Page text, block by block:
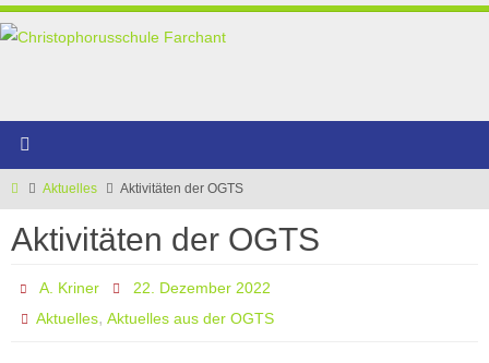
Inhalt
StartAktuelles Aktivitäten der OGTS
Aktivitäten der OGTS
A. Kriner
22. Dezember 2022
Aktuelles,Aktuelles aus der OGTS